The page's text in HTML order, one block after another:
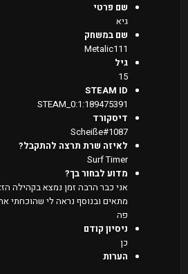
שם פרטי
גיא
שם במשחק
Metalic111
גיל
15
STEAM ID
STEAM_0:1:189475391
דיסקורד
Scheiße#1087
לאיזה שרת תרצה להתקבל?
Surf Timer
מדוע לבחור בך?
אני כבר הרבה זמן נמצא בקהילה
מתאים ובנוסף נראה לי שהוכחתי
פה
ניסיון קודם
כן
הערות